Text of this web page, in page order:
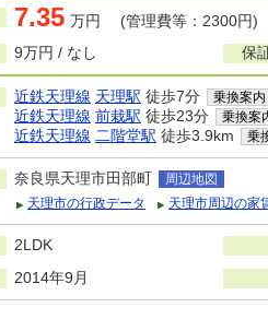
7.35 万円 (管理費等：2300円)
9万円 / なし 保
近鉄天理線 天理駅 徒歩7分 乗換案内
近鉄天理線 前栽駅 徒歩23分 乗換案
近鉄天理線 二階堂駅 徒歩3.9km 乗
奈良県天理市田部町
周辺地図
天理市の行政データ
天理市周辺の家
2LDK
2014年9月